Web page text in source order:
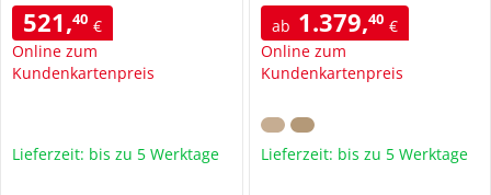
521,40 €
Online zum
Kundenkartenpreis
Lieferzeit: bis zu 5 Werktage
ab 1.379,40 €
Online zum
Kundenkartenpreis
Lieferzeit: bis zu 5 Werktage